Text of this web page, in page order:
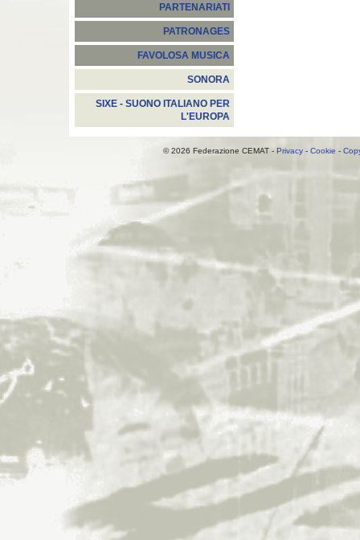
PARTENARIATI
PATRONAGES
FAVOLOSA MUSICA
SONORA
SIXE - SUONO ITALIANO PER
L'EUROPA
© 2026 Federazione CEMAT - Privacy - Cookie -